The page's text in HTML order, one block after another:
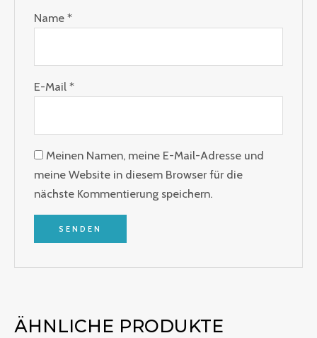
Name*
E-Mail*
Meinen Namen, meine E-Mail-Adresse und
meine Website in diesem Browser für die
nächste Kommentierung speichern.
ÄHNLICHE PRODUKTE